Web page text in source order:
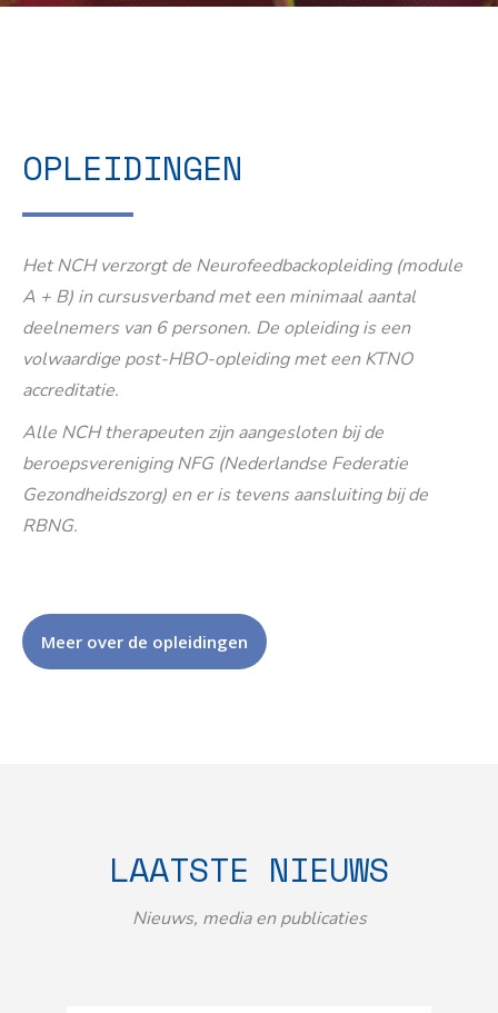
OPLEIDINGEN
Het NCH verzorgt de Neurofeedbackopleiding (module
A + B) in cursusverband met een minimaal aantal
deelnemers van 6 personen. De opleiding is een
volwaardige post-HBO-opleiding met een KTNO
accreditatie.
Alle NCH therapeuten zijn aangesloten bij de
beroepsvereniging NFG (Nederlandse Federatie
Gezondheidszorg) en er is tevens aansluiting bij de
RBNG.
Meer over de opleidingen
LAATSTE NIEUWS
Nieuws, media en publicaties